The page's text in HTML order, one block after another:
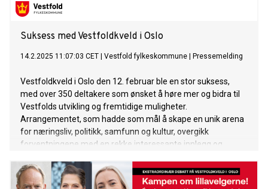
Suksess med Vestfoldkveld i Oslo
14.2.2025 11:07:03 CET Vestfold fylkeskommune Pressemelding
Vestfoldkveld i Oslo den 12. februar ble en stor suksess,
med over 350 deltakere som ønsket å høre mer og bidra til
Vestfolds utvikling og fremtidige muligheter.
Arrangementet, som hadde som mål å skape en unik arena
for næringsliv, politikk, samfunn og kultur, overgikk
forventningene med en rekke interessante innlegg og
det må jo ha vært nesten 350 innom her i løpet av kvelden,
sier fylkesordfører Anne Strømøy. – Vi har hatt mange